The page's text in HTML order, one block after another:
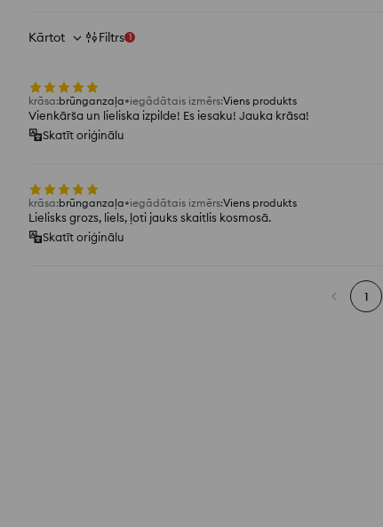
Kārtot Filtrs 1
krāsa:brūnganzaļa iegādātais izmērs:Viens produkts
Vienkārša un lieliska izpilde! Es iesaku! Jauka krāsa!
Skatīt oriģinālu
krāsa:brūnganzaļa iegādātais izmērs:Viens produkts
Lielisks grozs, liels, ļoti jauks skaitlis kosmosā.
Skatīt oriģinālu
1